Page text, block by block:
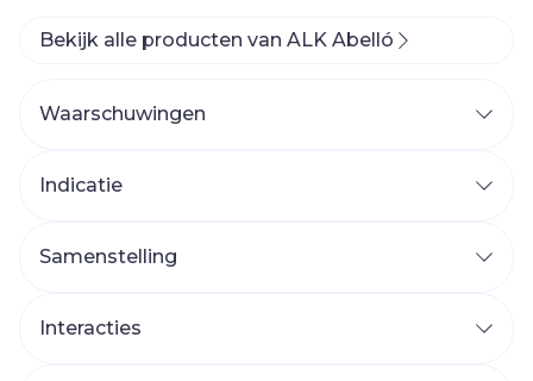
Bekijk alle producten van ALK Abelló
Waarschuwingen
Indicatie
Samenstelling
Interacties